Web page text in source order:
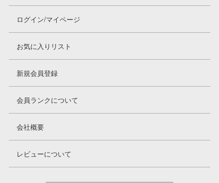
ログイン/マイページ
お気に入りリスト
新規会員登録
会員ランクについて
会社概要
レビューについて